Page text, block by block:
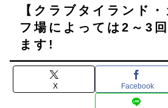
【クラブタイランド
フ場によっては2～3
ます!
X Facebook